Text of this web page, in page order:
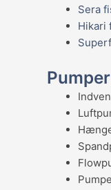
Sera
Hikari